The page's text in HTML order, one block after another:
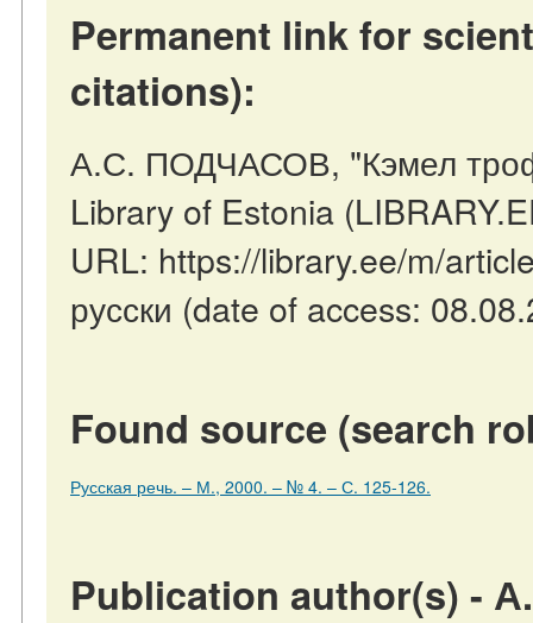
Permanent link for
citations):
А.С. ПОДЧАСОВ, "Кэмел
Library of Estonia
URL: https://library.ee/m/
русски (date of access:
Found source (search
Русская речь. – М., 2000. – № 4. – С. 125-126.
Publication author(s) -